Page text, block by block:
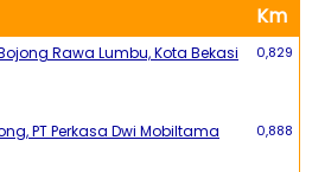
Km
Rawa Lumbu, Kota Bekasi 0,829
PT Perkasa Dwi Mobiltama 0,888